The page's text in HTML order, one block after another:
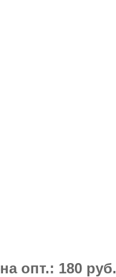
опт.: 180 руб.